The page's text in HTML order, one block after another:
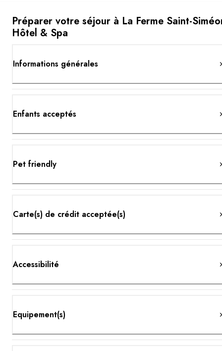
Préparer votre séjour à La Ferme Saint-
Hôtel & Spa
Informations générales
Enfants acceptés
Pet friendly
Carte(s) de crédit acceptée(s)
Accessibilité
Equipement(s)